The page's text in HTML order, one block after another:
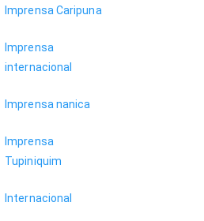
Imprensa Caripuna
Imprensa
internacional
Imprensa nanica
Imprensa
Tupiniquim
Internacional